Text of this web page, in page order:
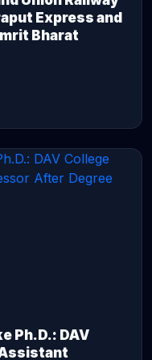
Express and
Bharat
Ph.D.: DAV